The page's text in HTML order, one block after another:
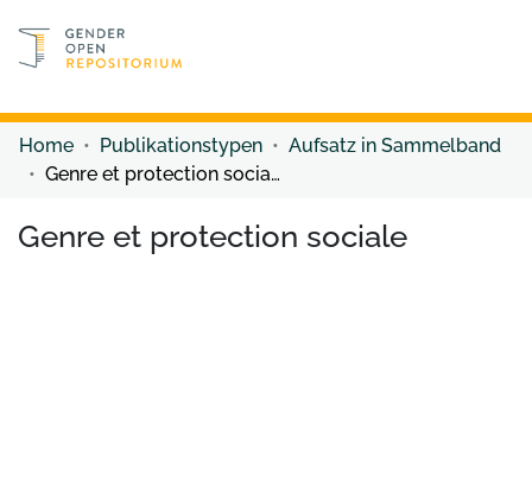
Discover content
Home Publikationstypen
Aufsatz in Sammelband
Genre et protection sociale
Genre et protection sociale